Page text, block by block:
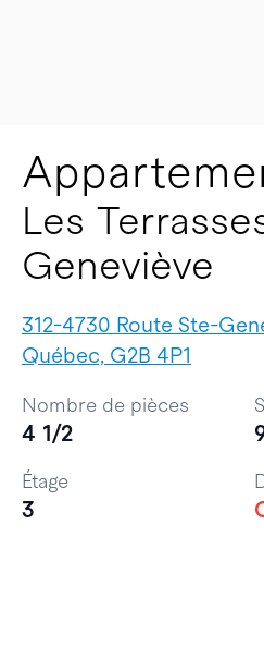
Les
Geneviève
312-4730 Route Ste-
Québec, G2B 4P1
Nombre de pièces
4 1/2
Étage
3